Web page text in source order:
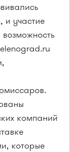
и участие
компаний
которые